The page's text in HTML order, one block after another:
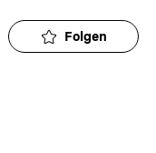
Folgen